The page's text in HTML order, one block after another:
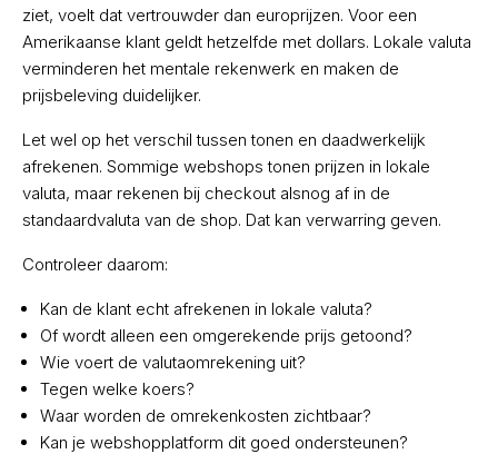
ziet, voelt dat vertrouwder dan europrijzen. Voor een
Amerikaanse klant geldt hetzelfde met dollars. Lokale valuta
verminderen het mentale rekenwerk en maken de
prijsbeleving duidelijker.
Let wel op het verschil tussen tonen en daadwerkelijk
afrekenen. Sommige webshops tonen prijzen in lokale
valuta, maar rekenen bij checkout alsnog af in de
standaardvaluta van de shop. Dat kan verwarring geven.
Controleer daarom:
Kan de klant echt afrekenen in lokale valuta?
Of wordt alleen een omgerekende prijs getoond?
Wie voert de valutaomrekening uit?
Tegen welke koers?
Waar worden de omrekenkosten zichtbaar?
Kan je webshopplatform dit goed ondersteunen?